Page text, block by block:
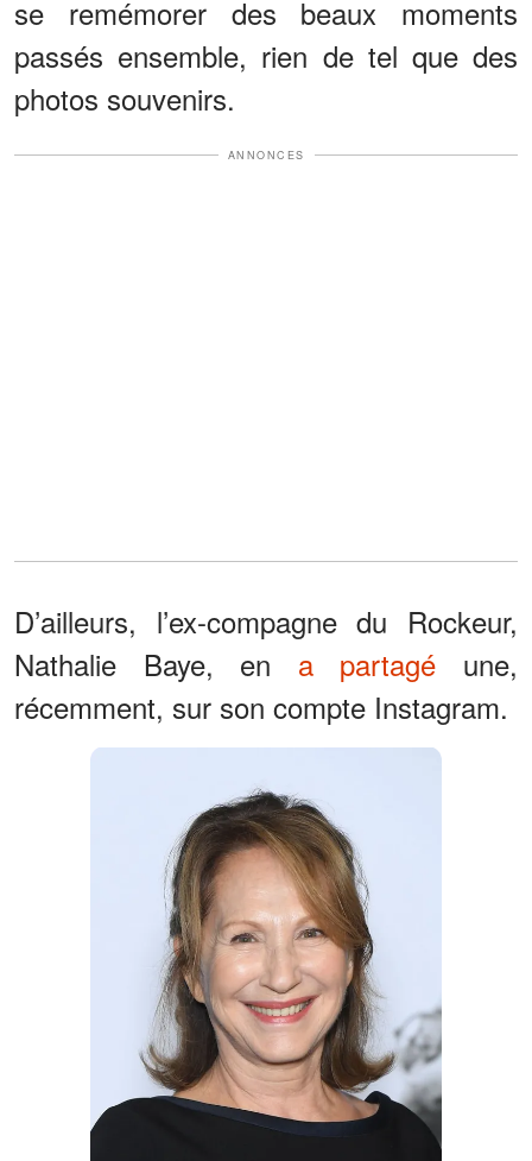
se remémorer des beaux moments
passés ensemble, rien de tel que des
photos souvenirs.
ANNONCES
D’ailleurs, l’ex-compagne du Rockeur,
Nathalie Baye, en a partagé une,
récemment, sur son compte Instagram.